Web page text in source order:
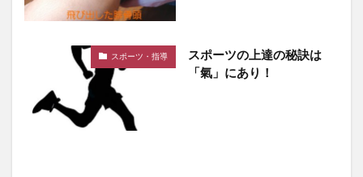
スポーツ・指導
スポーツの上達の秘訣は
「氣」にあり！